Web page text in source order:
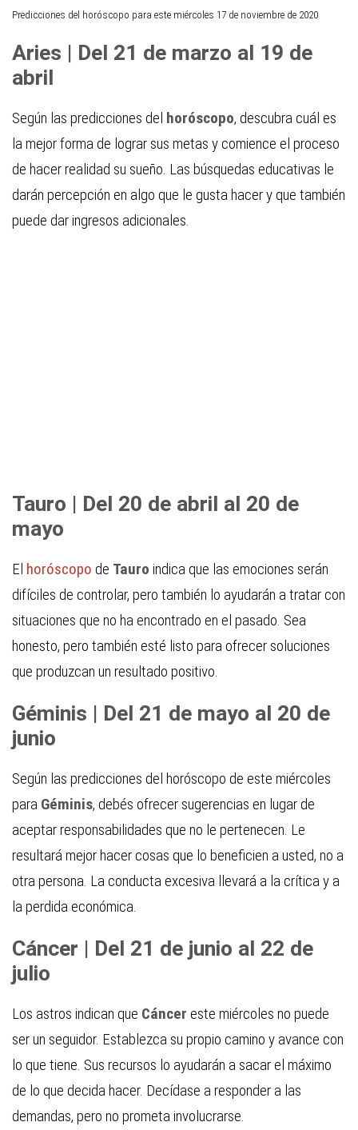
Predicciones del horóscopo para este miércoles 17 de noviembre de 2020
Aries | Del 21 de marzo al 19 de
abril
Según las predicciones del horóscopo, descubra cuál es
la mejor forma de lograr sus metas y comience el proceso
de hacer realidad su sueño. Las búsquedas educativas le
darán percepción en algo que le gusta hacer y que también
puede dar ingresos adicionales.
Tauro | Del 20 de abril al 20 de
mayo
El horóscopo de Tauro indica que las emociones serán
difíciles de controlar, pero también lo ayudarán a tratar con
situaciones que no ha encontrado en el pasado. Sea
honesto, pero también esté listo para ofrecer soluciones
que produzcan un resultado positivo.
Géminis | Del 21 de mayo al 20 de
junio
Según las predicciones del horóscopo de este miércoles
para Géminis, debés ofrecer sugerencias en lugar de
aceptar responsabilidades que no le pertenecen. Le
resultará mejor hacer cosas que lo beneficien a usted, no a
otra persona. La conducta excesiva llevará a la crítica y a
la perdida económica.
Cáncer | Del 21 de junio al 22 de
julio
Los astros indican que Cáncer este miércoles no puede
ser un seguidor. Establezca su propio camino y avance con
lo que tiene. Sus recursos lo ayudarán a sacar el máximo
de lo que decida hacer. Decídase a responder a las
demandas, pero no prometa involucrarse.